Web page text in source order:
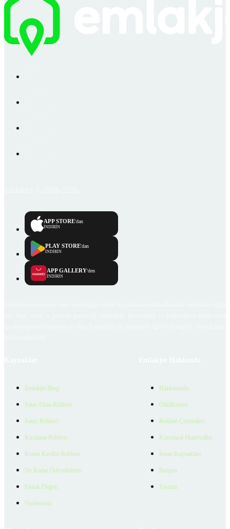
APP STORE'dan
İNDİRİN
PLAY STORE'dan
İNDİRİN
APP GALLERY'den
İNDİRİN
Emlakjet Blog
Satın Alma Rehberi
Satıcı Rehberi
Kiralama Rehberi
Konut Kredisi Rehberi
Ne Kadar Ödeyebilirim
Emlak Değeri
Verilerimiz
Hakkımızda
Ödüllerimiz
Reklam Çözümleri
Kurumsal Materyaller
İnsan Kaynakları
İletişim
Yardım